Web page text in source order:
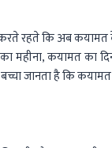
रहते कि अब
महीना, कयामत का
जानता है कि कयामत